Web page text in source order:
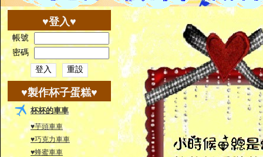
♥登入♥
帳號
密碼
登入
重設
♥製作杯子蛋糕♥
杯杯的車車
♥芋頭車車
♥巧克力車車
♥蜂蜜車車